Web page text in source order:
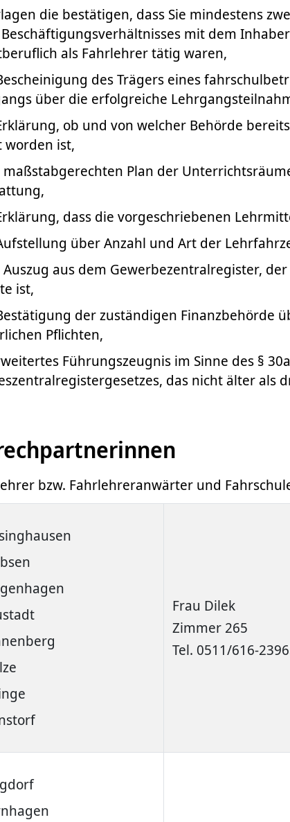
die bestätigen, dass Sie mindestens
mit dem
als Fahrlehrer tätig waren,
des Trägers eines
über die erfolgreiche
ob und von welcher Behörde
worden ist,
maßstabgerechten Plan der
dass die vorgeschriebenen
über Anzahl und Art der
aus dem Gewerbezentralregister,
ist,
der zuständigen Finanzbehörde
Pflichten,
Führungszeugnis im Sinne des §
das nicht älter als
bzw. Fahrlehreranwärter und
Frau Dilek
Zimmer 265
Tel. 0511/616-